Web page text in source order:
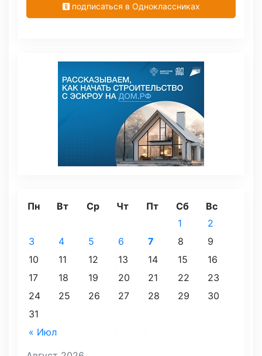
подписаться в Одноклассниках
Пн Вт Ср Чт Пт Сб Вс
« Июл
1
2
3
4 5 6 7 8
9
10
11 12 13 14 15
16
17
18 19 20 21 22
23
24
25 26 27 28 29
30
31